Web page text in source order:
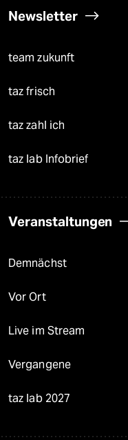
Newsletter
team zukunft
taz frisch
taz zahl ich
taz lab Infobrief
Veranstaltungen
Demnächst
Vor Ort
Live im Stream
Vergangene
taz lab 2027